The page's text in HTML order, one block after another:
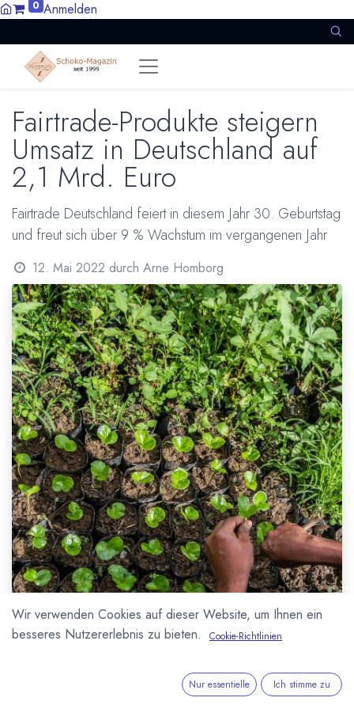
0 Anmelden
Fairtrade-Produkte steigern
Umsatz in Deutschland auf
2,1 Mrd. Euro
Fairtrade Deutschland feiert in diesem Jahr 30. Geburtstag
und freut sich über 9 % Wachstum im vergangenen Jahr
12. Mai 2022 durch Arne Homborg
Wir verwenden Cookies auf dieser Website, um Ihnen ein
besseres Nutzererlebnis zu bieten.
Cookie-Richtlinien
Nur essentielle Ich stimme zu